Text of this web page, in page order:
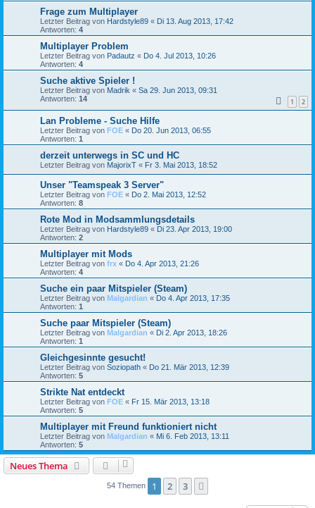
Frage zum Multiplayer
Letzter Beitrag von Hardstyle89 « Di 13. Aug 2013, 17:42
Antworten: 4
Multiplayer Problem
Letzter Beitrag von Padautz « Do 4. Jul 2013, 10:26
Antworten: 4
Suche aktive Spieler !
Letzter Beitrag von Madrik « Sa 29. Jun 2013, 09:31
Antworten: 14 1 2
Lan Probleme - Suche Hilfe
Letzter Beitrag von FOE « Do 20. Jun 2013, 06:55
Antworten: 1
derzeit unterwegs in SC und HC
Letzter Beitrag von MajorixT « Fr 3. Mai 2013, 18:52
Unser "Teamspeak 3 Server"
Letzter Beitrag von FOE « Do 2. Mai 2013, 12:52
Antworten: 8
Rote Mod in Modsammlungsdetails
Letzter Beitrag von Hardstyle89 « Di 23. Apr 2013, 19:00
Antworten: 2
Multiplayer mit Mods
Letzter Beitrag von frx « Do 4. Apr 2013, 21:26
Antworten: 4
Suche ein paar Mitspieler (Steam)
Letzter Beitrag von Malgardian « Do 4. Apr 2013, 17:35
Antworten: 1
Suche paar Mitspieler (Steam)
Letzter Beitrag von Malgardian « Di 2. Apr 2013, 18:26
Antworten: 1
Gleichgesinnte gesucht!
Letzter Beitrag von Soziopath « Do 21. Mär 2013, 12:39
Antworten: 5
Strikte Nat entdeckt
Letzter Beitrag von FOE « Fr 15. Mär 2013, 13:18
Antworten: 5
Multiplayer mit Freund funktioniert nicht
Letzter Beitrag von Malgardian « Mi 6. Feb 2013, 13:11
Antworten: 5
Neues Thema
54 Themen 1 2 3